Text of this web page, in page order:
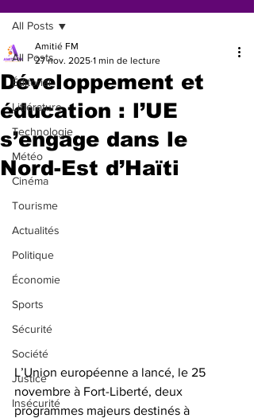
All Posts
Éditorial
Littérature
Technologie
Météo
Cinéma
Tourisme
Actualités
Politique
Économie
Sports
Sécurité
Société
Justice
Insécurité
All Posts
Développement et
éducation : l’UE
s’engage dans le
Nord-Est d’Haïti
Amitié FM
27 nov. 2025 1 min de lecture
L’Union européenne a lancé, le 25
novembre à Fort-Liberté, deux
programmes majeurs destinés à